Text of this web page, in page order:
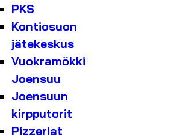
PKS
Kontiosuon
jätekeskus
Vuokramökki
Joensuu
Joensuun
kirpputorit
Pizzeriat